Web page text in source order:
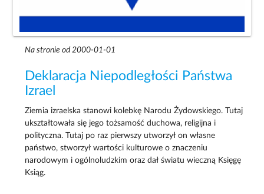
Na stronie od 2000-01-01
Deklaracja Niepodległości Państwa
Izrael
Ziemia izraelska stanowi kolebkę Narodu Żydowskiego. Tutaj
ukształtowała się jego tożsamość duchowa, religijna i
polityczna. Tutaj po raz pierwszy utworzył on własne
państwo, stworzył wartości kulturowe o znaczeniu
narodowym i ogólnoludzkim oraz dał światu wieczną Księgę
Ksiąg.